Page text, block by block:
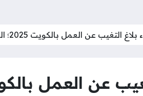
التغيب عن العمل بالكويت 2025؛ الخطوات كاملة
بالكويت 2025؛ الخطوات